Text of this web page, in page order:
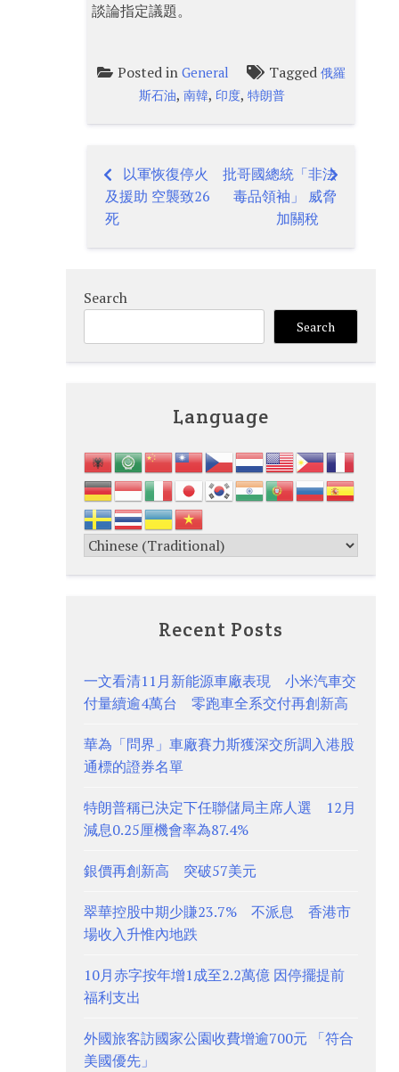
談論指定議題。
Posted in General Tagged 俄羅
斯石油,南韓, 印度,特朗普
Post
navigation
以軍恢復停火
及援助 空襲致26
死
批哥國總統「非法
毒品領袖」 威脅
加關稅
Search
Search
Language
Recent Posts
一文看清11月新能源車廠表現 小米汽車交
付量續逾4萬台 零跑車全系交付再創新高
華為「問界」車廠賽力斯獲深交所調入港股
通標的證券名單
特朗普稱已決定下任聯儲局主席人選 12月
減息0.25厘機會率為87.4%
銀價再創新高 突破57美元
翠華控股中期少賺23.7% 不派息 香港市
場收入升惟內地跌
10月赤字按年增1成至2.2萬億 因停擺提前
福利支出
外國旅客訪國家公園收費增逾700元 「符合
美國優先」